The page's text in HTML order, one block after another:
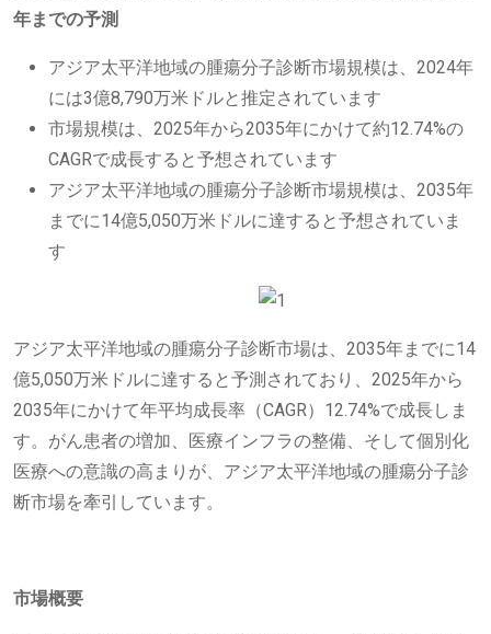
年までの予測
アジア太平洋地域の腫瘍分子診断市場規模は、2024年
には3億8,790万米ドルと推定されています
市場規模は、2025年から2035年にかけて約12.74%の
CAGRで成長すると予想されています
アジア太平洋地域の腫瘍分子診断市場規模は、2035年
までに14億5,050万米ドルに達すると予想されていま
す
アジア太平洋地域の腫瘍分子診断市場は、2035年までに14
億5,050万米ドルに達すると予測されており、2025年から
2035年にかけて年平均成長率（CAGR）12.74%で成長しま
す。がん患者の増加、医療インフラの整備、そして個別化
医療への意識の高まりが、アジア太平洋地域の腫瘍分子診
断市場を牽引しています。
市場概要